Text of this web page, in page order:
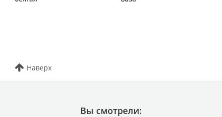
Наверх
Вы смотрели: